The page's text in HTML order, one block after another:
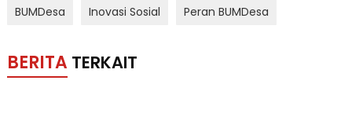
BUMDesa Inovasi Sosial Peran BUMDesa
BERITA TERKAIT